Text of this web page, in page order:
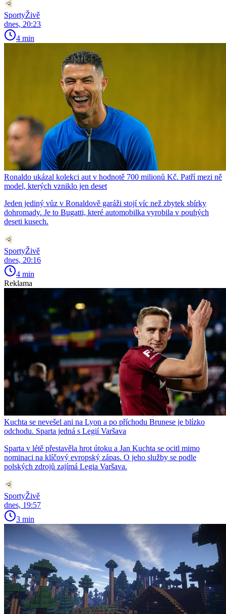
SportyŽivě
dnes, 20:23
4 min
Ronaldo ukázal kolekci aut v hodnotě 700 milionů Kč. Patří mezi ně
model, kterých vzniklo jen deset
Jeden jediný vůz v Ronaldově garáži stojí víc než zbytek sbírky
dohromady. Je to Bugatti, které automobilka vyrobila v pouhých
deseti kusech.
SportyŽivě
dnes, 20:16
4 min
Reklama
Kuchta se nevešel ani na Lyon a po příchodu Brunese je blízko
odchodu. Sparta jedná s Legií Varšava
Sparta v létě přestavěla hrot útoku a Jan Kuchta se ocitl mimo
nominaci na klíčový evropský zápas. O jeho služby se podle
polských zdrojů zajímá Legia Varšava.
SportyŽivě
dnes, 19:57
3 min